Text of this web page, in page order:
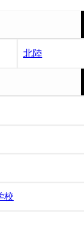
北陸
校